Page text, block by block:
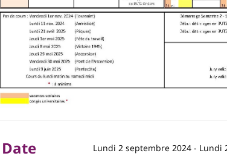
Date Lundi 2 septembre 2024- Lundi